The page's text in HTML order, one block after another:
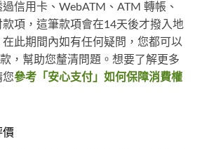
信用卡、WebATM、ATM 轉帳、
項，這筆款項會在14天後才撥入地
此期間內如有任何疑問，您都可以
，幫助您釐清問題。想要了解更多
您參考「安心支付」如何保障消費權
價